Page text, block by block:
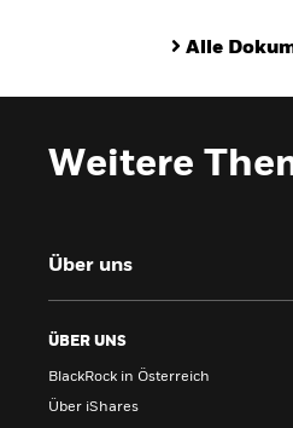
Alle
Weitere
Über uns
ÜBER UNS
BlackRock in Österreich
Über iShares